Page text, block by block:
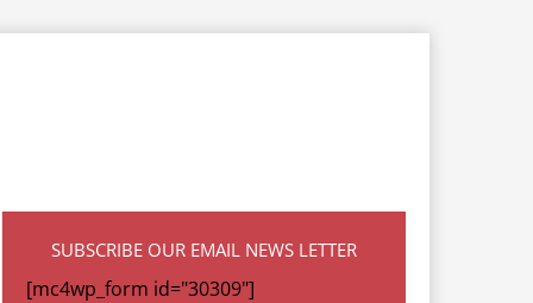
SUBSCRIBE OUR EMAIL NEWS LETTER
[mc4wp_form id="30309"]